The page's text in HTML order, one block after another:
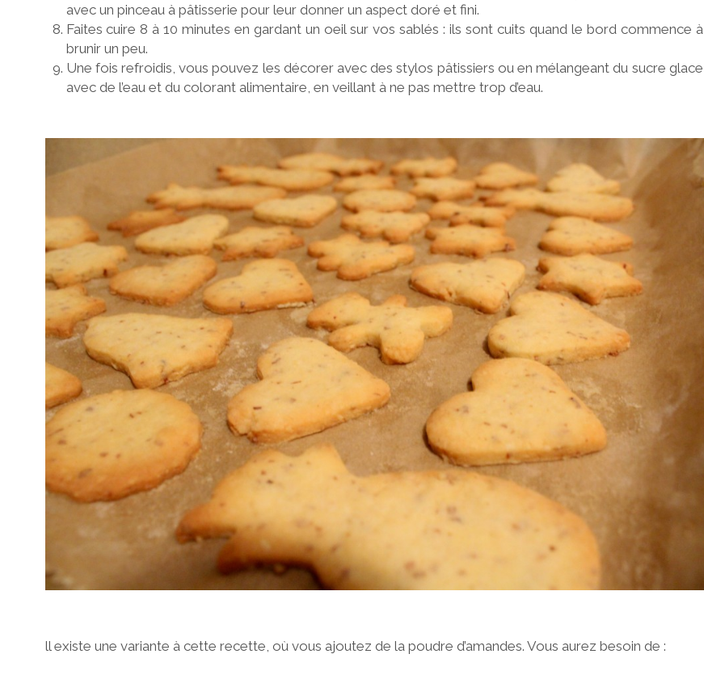
avec un pinceau à pâtisserie pour leur donner un aspect doré et fini.
Faites cuire 8 à 10 minutes en gardant un oeil sur vos sablés : ils sont cuits quand le bord commence à
brunir un peu.
Une fois refroidis, vous pouvez les décorer avec des stylos pâtissiers ou en mélangeant du sucre glace
avec de l’eau et du colorant alimentaire, en veillant à ne pas mettre trop d’eau.
ll existe une variante à cette recette, où vous ajoutez de la poudre d’amandes. Vous aurez besoin de :